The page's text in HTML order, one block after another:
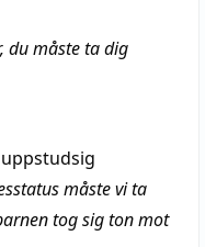
du måste ta dig
måste vi ta
tog sig ton mot